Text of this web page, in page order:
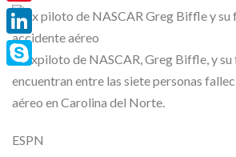
El expiloto de NASCAR, Greg Biffle, y su
encuentran entre las siete personas
aéreo en Carolina del Norte.
ESPN
Pinterest
LinkedIn
Skype